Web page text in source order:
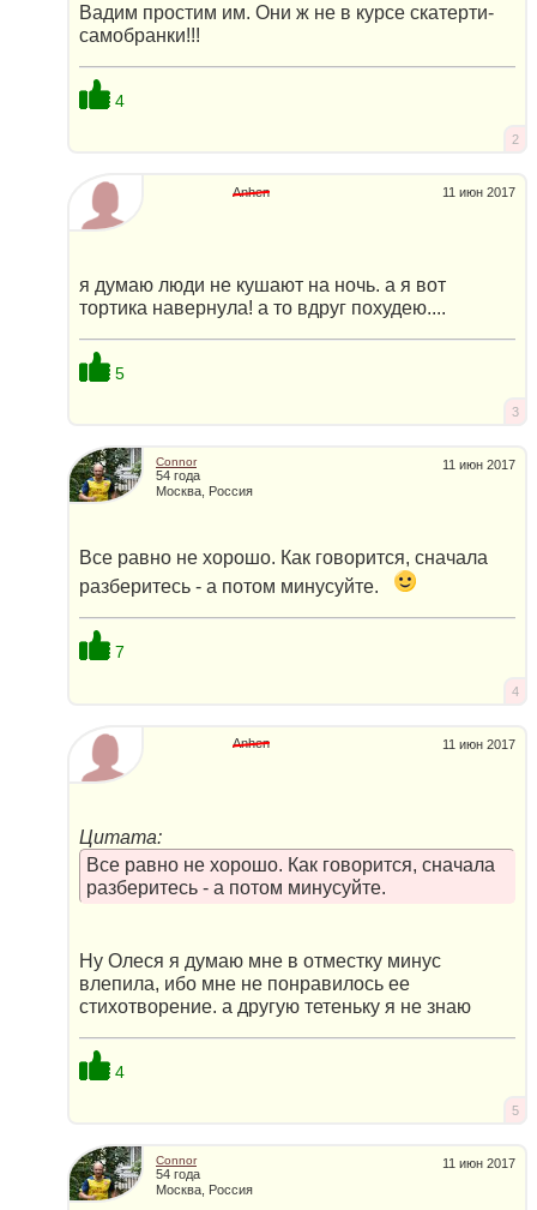
Вадим простим им. Они ж не в курсе скатерти-
самобранки!!!
4
2
11 июн 2017
Anhen
я думаю люди не кушают на ночь. а я вот
тортика навернула! а то вдруг похудею....
5
3
11 июн 2017
Connor
54 года
Москва, Россия
Все равно не хорошо. Как говорится, сначала
разберитесь - а потом минусуйте.
7
4
11 июн 2017
Anhen
Цитата:
Все равно не хорошо. Как говорится, сначала
разберитесь - а потом минусуйте.
Ну Олеся я думаю мне в отместку минус
влепила, ибо мне не понравилось ее
стихотворение. а другую тетеньку я не знаю
4
5
11 июн 2017
Connor
54 года
Москва, Россия